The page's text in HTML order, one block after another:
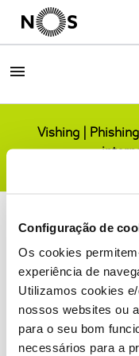
Configuração de
Os cookies
experiência de
Utilizamos cookies
nossos websites ou
para o seu bom
necessários para a
Vishing |
Condições do